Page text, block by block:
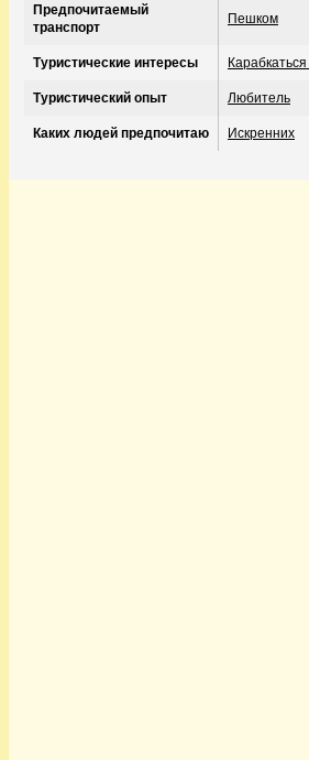
Предпочитаемый
транспорт
Пешком
Туристические интересы
Туристический опыт Любитель
Каких людей предпочитаю Искренних